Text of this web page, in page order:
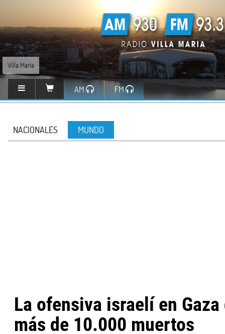
Villa María
AM FM
NACIONALES MUNDO
La ofensiva israelí en Gaza
más de 10.000 muertos